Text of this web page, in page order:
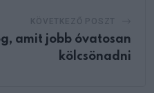
amit jobb óvatosan
kölcsönadni